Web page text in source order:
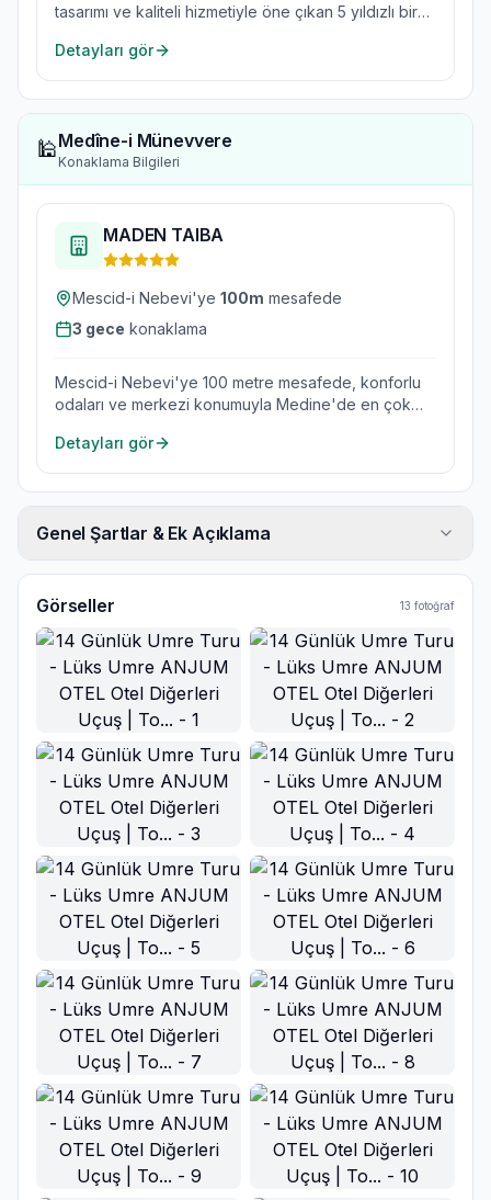
tasarımı ve kaliteli hizmetiyle öne çıkan 5 yıldızlı bir
Detayları gör
🕌Medîne-i Münevvere
Konaklama Bilgileri
MADEN TAIBA
Mescid-i Nebevi'ye 100m mesafede
3 gece konaklama
Mescid-i Nebevi'ye 100 metre mesafede, konforlu
odaları ve merkezi konumuyla Medine'de en çok
Detayları gör
Genel Şartlar & Ek Açıklama
Görseller 13 fotoğraf
Ana Görsel